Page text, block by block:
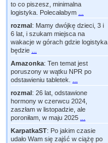
to co piszesz, minimalna
logistyka. Polecałabym
rozmal: Mamy dwójkę dzieci, 3 i
6 lat, i szukam miejsca na
wakacje w górach gdzie logistyka
będzie
Amazonka: Ten temat jest
poruszony w wątku NPR po
odstawieniu tabletek.
rozmal: 26 lat, odstawione
hormony w czerwcu 2024,
zaszłam w listopadzie, ale
poroniłam, w maju 2025
KarpatkaST: Po jakim czasie
udało Wam się zajść w ciążę po